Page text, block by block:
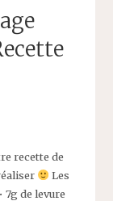
recette de
Les
7g de levure